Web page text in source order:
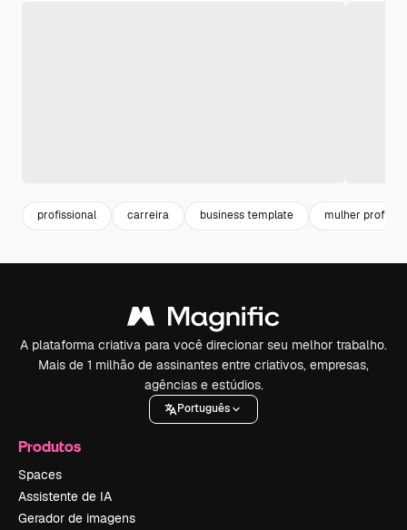
profissional carreira business template mulher
A plataforma criativa para você direcionar seu melhor trabalho.
Mais de 1 milhão de assinantes entre criativos, empresas,
agências e estúdios.
Português
Produtos
Spaces
Assistente de IA
Gerador de imagens